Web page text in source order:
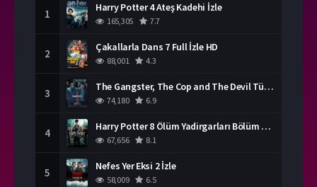
1 Harry Potter 4 Ateş Kadehi İzle
165,305 7.7
2 Çakallarla Dans 7 Full İzle HD
88,001 4.3
3 The Gangster, The Cop and The Devil Türkçe Dublaj İzle
74,180 6.9
4 Harry Potter 8 Ölüm Yadirgarları Bölüm 2 İzle
67,656 8.1
5 Nefes Yer Eksi 2 İzle
58,009 6.5